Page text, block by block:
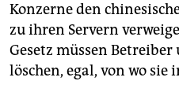
Konzerne den
zu ihren Servern
Gesetz müssen
löschen, egal, von wo